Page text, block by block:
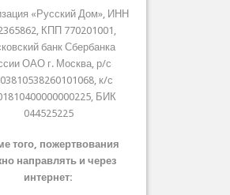
«Русский Дом», ИНН
КПП 770201001,
банк Сбербанка
ОАО г. Москва, р/с
к/с
БИК
044525225
того, пожертвования
направлять и через
интернет: